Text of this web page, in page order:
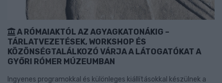
A RÓMAIAKTÓL AZ AGYAGKATONÁKIG –
TÁRLATVEZETÉSEK, WORKSHOP ÉS
KÖZÖNSÉGTALÁLKOZÓ VÁRJA A LÁTOGATÓKAT A
GYŐRI RÓMER MÚZEUMBAN
Ingyenes programokkal és különleges kiállításokkal készülnek a